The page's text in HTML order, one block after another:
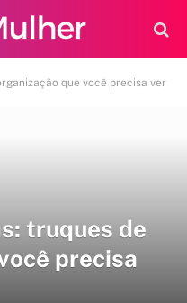
que você precisa ver
truques de
precisa